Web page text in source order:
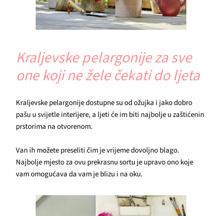
Kraljevske pelargonije za sve
one koji ne žele čekati do ljeta
Kraljevske pelargonije dostupne su od ožujka i jako dobro
pašu u svijetle interijere, a ljeti će im biti najbolje u zaštićenin
prstorima na otvorenom.
Van ih možete preseliti čim je vrijeme dovoljno blago.
Najbolje mjesto za ovu prekrasnu sortu je upravo ono koje
vam omogućava da vam je blizu i na oku.